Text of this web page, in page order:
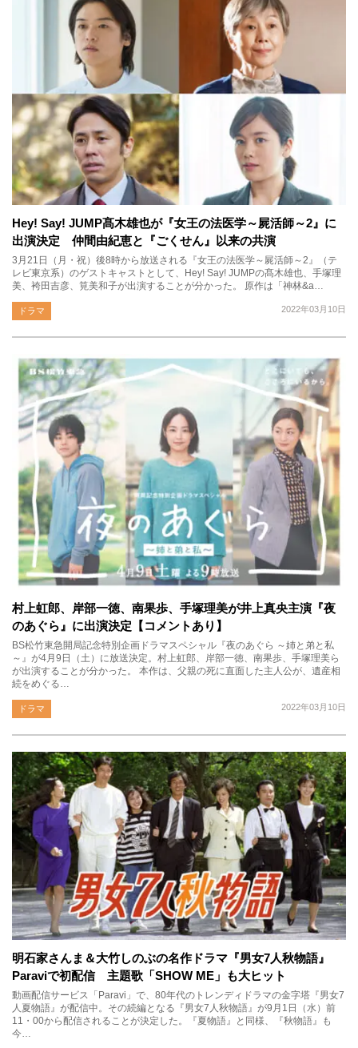
Hey! Say! JUMP髙木雄也が『女王の法医学～屍活師～2』に
出演決定 仲間由紀恵と『ごくせん』以来の共演
3月21日（月・祝）後8時から放送される『女王の法医学～屍活師～2』（テ
レビ東京系）のゲストキャストとして、Hey! Say! JUMPの髙木雄也、手塚理
美、袴田吉彦、筧美和子が出演することが分かった。 原作は「神林&a…
2022年03月10日
ドラマ
村上虹郎、岸部一徳、南果歩、手塚理美が井上真央主演『夜
のあぐら』に出演決定【コメントあり】
BS松竹東急開局記念特別企画ドラマスペシャル『夜のあぐら ～姉と弟と私
～』が4月9日（土）に放送決定。村上虹郎、岸部一徳、南果歩、手塚理美ら
が出演することが分かった。 本作は、父親の死に直面した主人公が、遺産相
続をめぐる…
2022年03月10日
ドラマ
明石家さんま＆大竹しのぶの名作ドラマ『男女7人秋物語』
Paraviで初配信 主題歌「SHOW ME」も大ヒット
動画配信サービス「Paravi」で、80年代のトレンディドラマの金字塔『男女7
人夏物語』が配信中。その続編となる『男女7人秋物語』が9月1日（水）前
11・00から配信されることが決定した。『夏物語』と同様、『秋物語』も
今…